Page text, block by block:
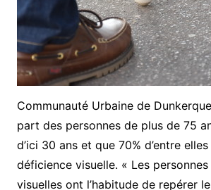
Communauté Urbaine de
part des personnes de plus de 75
d’ici 30 ans et que 70% d’entre
déficience visuelle. « Les
visuelles ont l’habitude de repérer